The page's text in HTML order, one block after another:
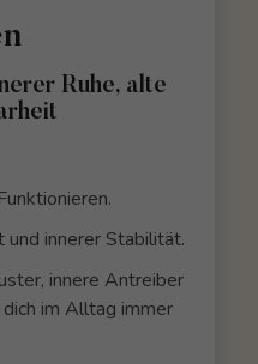
Ruhe, alte
und innerer Stabilität.
innere Antreiber
im Alltag immer